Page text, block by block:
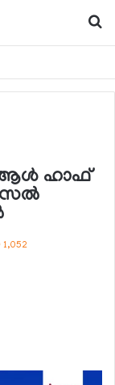
ആള്‍ ഹാഫ്
1,052